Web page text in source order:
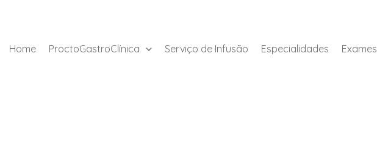
Home ProctoGastroClínica Serviço de Infusão Especialidades Exames